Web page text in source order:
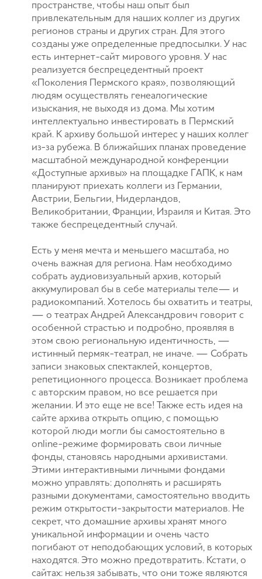
пространстве, чтобы наш опыт был
привлекательным для наших коллег из других
регионов страны и других стран. Для этого
созданы уже определенные предпосылки. У нас
есть интернет-сайт мирового уровня. У нас
реализуется беспрецедентный проект
«Поколения Пермского края», позволяющий
людям осуществлять генеалогические
изыскания, не выходя из дома. Мы хотим
интеллектуально инвестировать в Пермский
край. К архиву большой интерес у наших коллег
из-за рубежа. В ближайших планах проведение
масштабной международной конференции
«Доступные архивы» на площадке ГАПК, к нам
планируют приехать коллеги из Германии,
Австрии, Бельгии, Нидерландов,
Великобритании, Франции, Израиля и Китая. Это
также беспрецедентный случай.
Есть у меня мечта и меньшего масштаба, но
очень важная для региона. Нам необходимо
собрать аудиовизуальный архив, который
аккумулировал бы в себе материалы теле— и
радиокомпаний. Хотелось бы охватить и театры,
— о театрах Андрей Александрович говорит с
особенной страстью и подробно, проявляя в
этом свою региональную идентичность, —
истинный пермяк-театрал, не иначе. — Собрать
записи знаковых спектаклей, концертов,
репетиционного процесса. Возникает проблема
с авторским правом, но все решается при
желании. И это еще не все! Также есть идея на
сайте архива открыть опцию, с помощью
которой люди могли бы самостоятельно в
online-режиме формировать свои личные
фонды, становясь народными архивистами.
Этими интерактивными личными фондами
можно управлять: дополнять и расширять
разными документами, самостоятельно вводить
режим открытости-закрытости материалов. Не
секрет, что домашние архивы хранят много
уникальной информации и очень часто
погибают от неподобающих условий, в которых
находятся. Это можно предотвратить. Кстати, о
сайтах: нельзя забывать, что они тоже являются